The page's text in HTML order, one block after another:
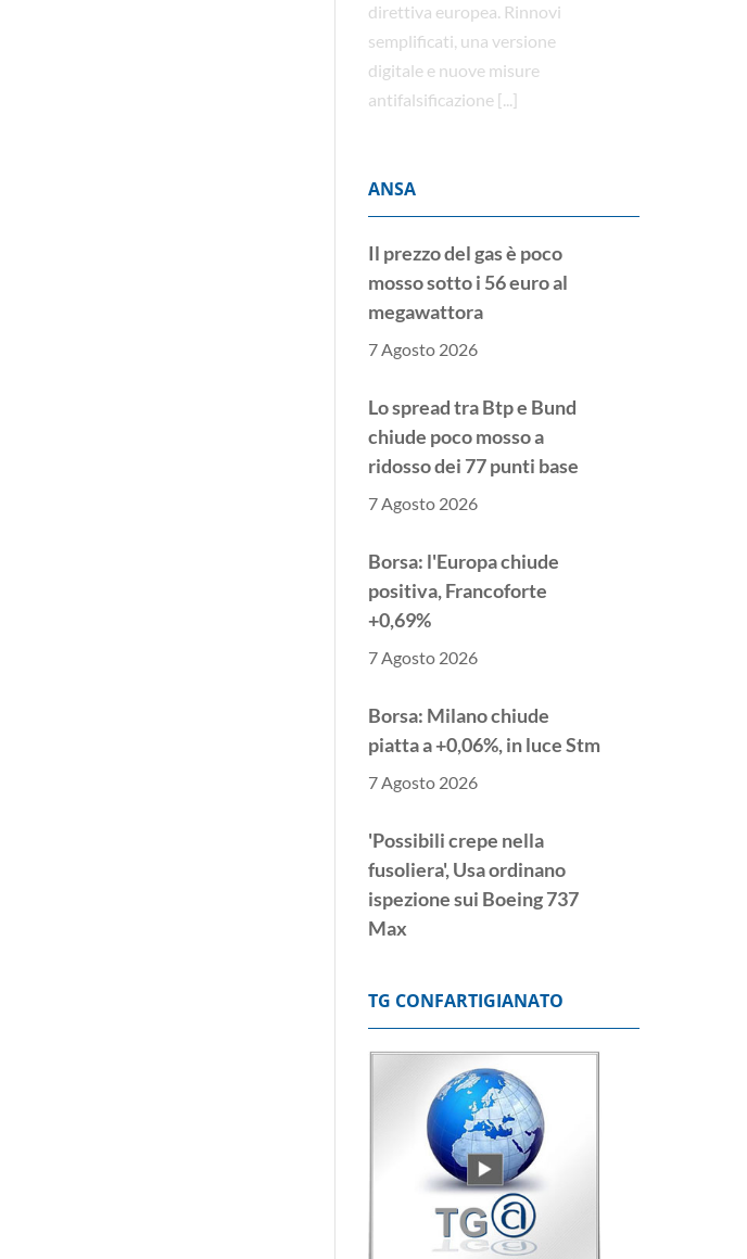
direttiva europea. Rinnovi
semplificati, una versione
digitale e nuove misure
antifalsificazione [...]
ANSA
Il prezzo del gas è poco
mosso sotto i 56 euro al
megawattora
7 Agosto 2026
Lo spread tra Btp e Bund
chiude poco mosso a
ridosso dei 77 punti base
7 Agosto 2026
Borsa: l'Europa chiude
positiva, Francoforte
+0,69%
7 Agosto 2026
Borsa: Milano chiude
piatta a +0,06%, in luce Stm
7 Agosto 2026
'Possibili crepe nella
fusoliera', Usa ordinano
ispezione sui Boeing 737
Max
Nuovo sciopero alla
Diageo, il 27 presidio in
Assolombarda
7 Agosto 2026
Foti, via libera
Commissione Ue a
revisione Pnrr presentata
TG CONFARTIGIANATO